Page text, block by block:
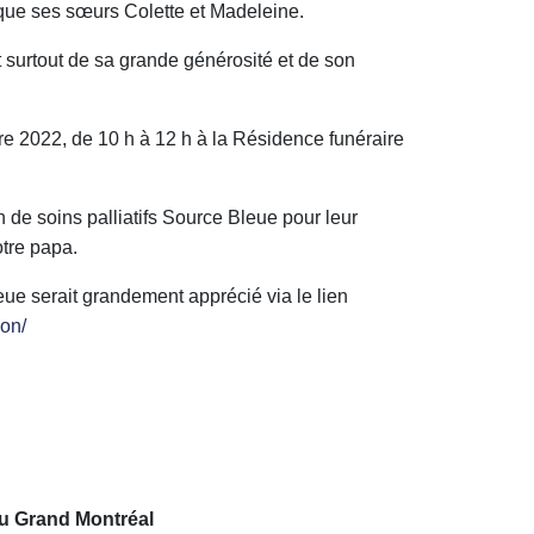
ses sœurs Colette et Madeleine.
de sa grande générosité et de son
2022, de 10 h à 12 h à la Résidence funéraire
de soins palliatifs Source Bleue pour leur
papa.
serait grandement apprécié via le lien
Grand Montréal